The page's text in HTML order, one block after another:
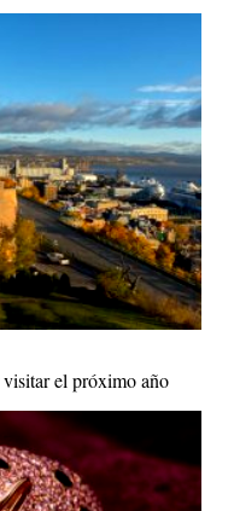
el próximo año